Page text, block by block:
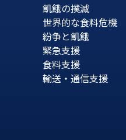
飢餓の撲滅
世界的な食料危機
紛争と飢餓
緊急支援
食料支援
輸送・通信支援